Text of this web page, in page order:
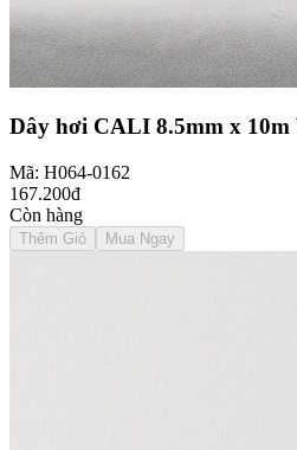
Dây hơi CALI 8.5mm x 10m
Mã: H064-0162
167.200đ
Còn hàng
Thêm Giỏ Mua Ngay